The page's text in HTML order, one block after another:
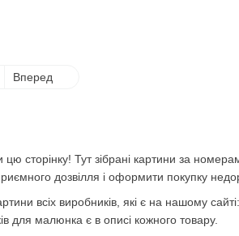
сторінку! Тут зібрані картини за
дозвілля і оформити покупку
всіх виробників, які є на нашому
для малюнка є в описі кожного товару.
Вперед